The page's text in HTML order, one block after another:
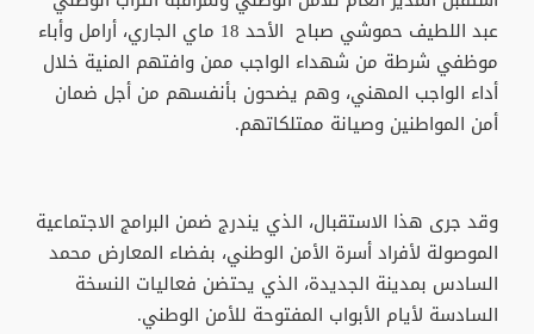
عبد اللطيف حموشي صباح الأحد 18 ماي الجاري، أرامل وأباء
موظفي شرطة من شهداء الواجب ممن وافتهم المنية خلال
أداء الواجب المهني، وهم يضحون بأنفسهم من أجل ضمان
أمن المواطنين وصيانة ممتلكاتهم.
وقد جرى هذا الاستقبال، الذي يندرج ضمن البرامج الاجتماعية
الموصولة لأفراد أسرة الأمن الوطني، بفضاء المعارض محمد
السادس بمدينة الجديدة، الذي يحتضن فعاليات النسخة
السادسة لأيام الأبواب المفتوحة للأمن الوطني.